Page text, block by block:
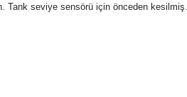
Tank seviye sensörü için önceden kesilmiş.